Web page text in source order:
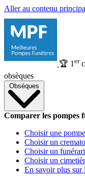
Aller au contenu
🏆 1 er
obsèques
Obsèques
Comparer les pompes
Choisir une
Choisir un
Choisir un
Choisir un
En savoir plus sur